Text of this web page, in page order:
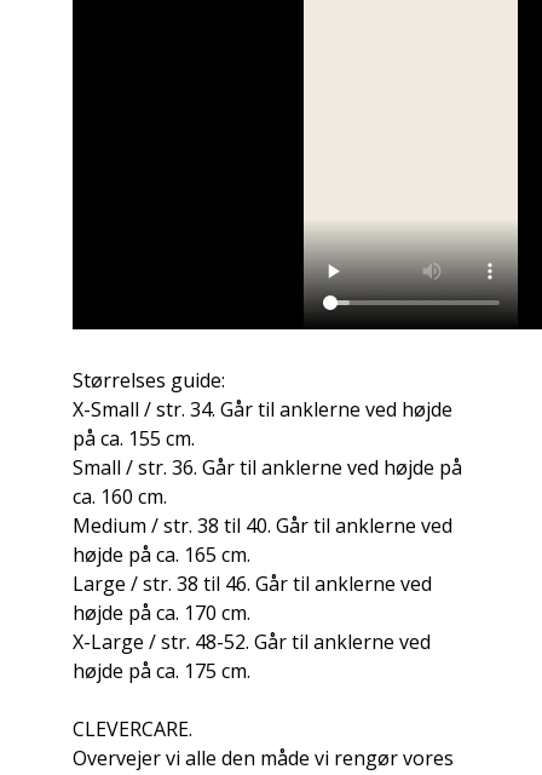
Størrelses guide:
X-Small / str. 34. Går til anklerne ved højde
på ca. 155 cm.
Small / str. 36. Går til anklerne ved højde på
ca. 160 cm.
Medium / str. 38 til 40. Går til anklerne ved
højde på ca. 165 cm.
Large / str. 38 til 46. Går til anklerne ved
højde på ca. 170 cm.
X-Large / str. 48-52. Går til anklerne ved
højde på ca. 175 cm.
CLEVERCARE.
Overvejer vi alle den måde vi rengør vores